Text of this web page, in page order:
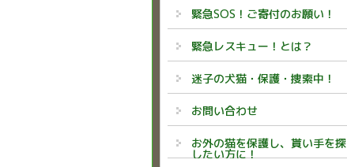
緊急SOS！ご寄付のお願い！
緊急レスキュー！とは？
迷子の犬猫・保護・捜索中！
お問い合わせ
お外の猫を保護し、貰い手を探
したい方に！